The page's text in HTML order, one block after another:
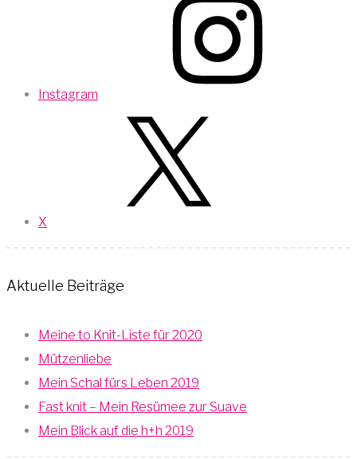
Instagram
X
Aktuelle Beiträge
Meine to Knit-Liste für 2020
Mützenliebe
Mein Schal fürs Leben 2019
Fast knit – Mein Resümee zur Suave
Mein Blick auf die h+h 2019